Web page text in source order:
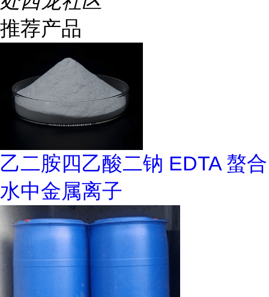
推荐产品
乙二胺四乙酸二钠 EDTA 螯合
水中金属离子